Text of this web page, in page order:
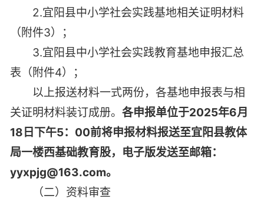
2.宜阳县中小学社会实践基地相关证明材料
（附件3）；
3.宜阳县中小学社会实践教育基地申报汇总
表（附件4）；
以上报送材料一式两份，各基地申报表与相
关证明材料装订成册。 各申报单位于2025年6月
18日下午5：00前将申报材料报送至宜阳县教体
局一楼西基础教育股，电子版发送至邮箱：
yyxpjg@163.com。
（二）资料审查